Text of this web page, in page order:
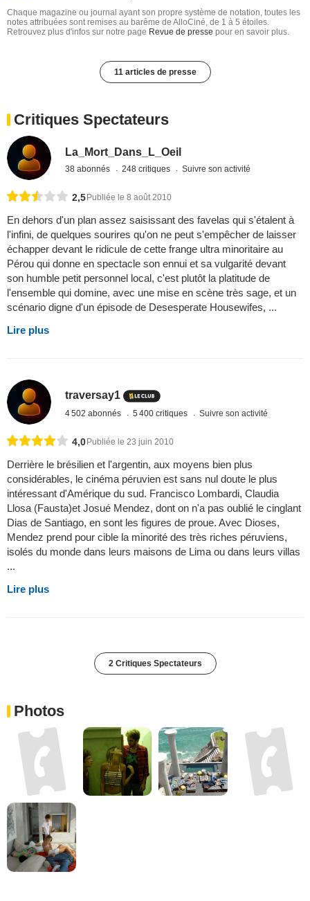
Chaque magazine ou journal ayant son propre système de notation, toutes les
notes attribuées sont remises au barême de AlloCiné, de 1 à 5 étoiles.
Retrouvez plus d'infos sur notre page Revue de presse pour en savoir plus.
11 articles de presse
Critiques Spectateurs
La_Mort_Dans_L_Oeil
38 abonnés 248 critiques Suivre son activité
2,5 Publiée le 8 août 2010
En dehors d'un plan assez saisissant des favelas qui s'étalent à
l'infini, de quelques sourires qu'on ne peut s'empêcher de laisser
échapper devant le ridicule de cette frange ultra minoritaire au
Pérou qui donne en spectacle son ennui et sa vulgarité devant
son humble petit personnel local, c'est plutôt la platitude de
l'ensemble qui domine, avec une mise en scène très sage, et un
scénario digne d'un épisode de Desesperate Housewifes, ...
Lire plus
traversay1
4 502 abonnés 5 400 critiques Suivre son activité
4,0Publiée le 23 juin 2010
Derrière le brésilien et l'argentin, aux moyens bien plus
considérables, le cinéma péruvien est sans nul doute le plus
intéressant d'Amérique du sud. Francisco Lombardi, Claudia
Llosa (Fausta)et Josué Mendez, dont on n'a pas oublié le cinglant
Dias de Santiago, en sont les figures de proue. Avec Dioses,
Mendez prend pour cible la minorité des très riches péruviens,
isolés du monde dans leurs maisons de Lima ou dans leurs villas
...
Lire plus
2 Critiques Spectateurs
Photos